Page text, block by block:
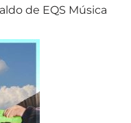
de EQS Música